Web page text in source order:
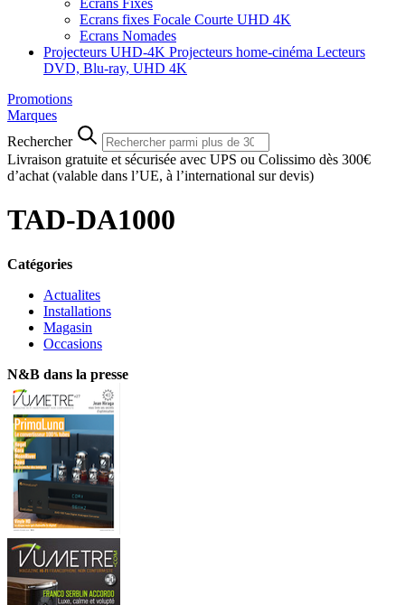
Ecrans Fixes
Ecrans fixes Focale Courte UHD 4K
Ecrans Nomades
Projecteurs UHD-4K Projecteurs home-cinéma Lecteurs
DVD, Blu-ray, UHD 4K
Promotions
Marques
Rechercher
Livraison gratuite et sécurisée avec UPS ou Colissimo dès 300€
d’achat (valable dans l’UE, à l’international sur devis)
TAD-DA1000
Catégories
Actualites
Installations
Magasin
Occasions
N&B dans la presse